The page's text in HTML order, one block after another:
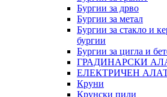
Бургии за дрво
Бургии за метал
Бургии за стакло и
бургии
Бургии за цигла и
ГРАДИНАРСКИ
ЕЛЕКТРИЧЕН
Круни
Крунски пили